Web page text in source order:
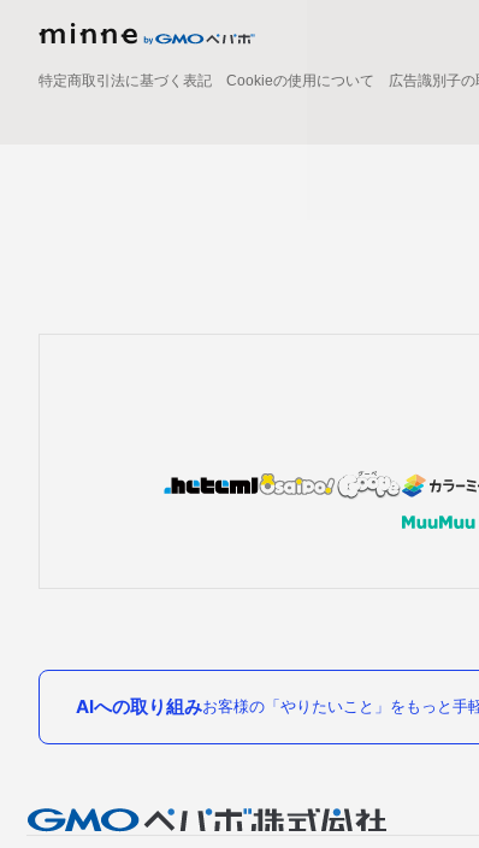
特定商取引法に基づく表記 Cookieの使用について 広告識別子の
AIへの取り組みお客様の「やりたいこと」をもっと手